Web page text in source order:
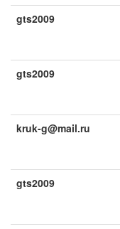
gts2009
gts2009
kruk-g@mail.ru
gts2009